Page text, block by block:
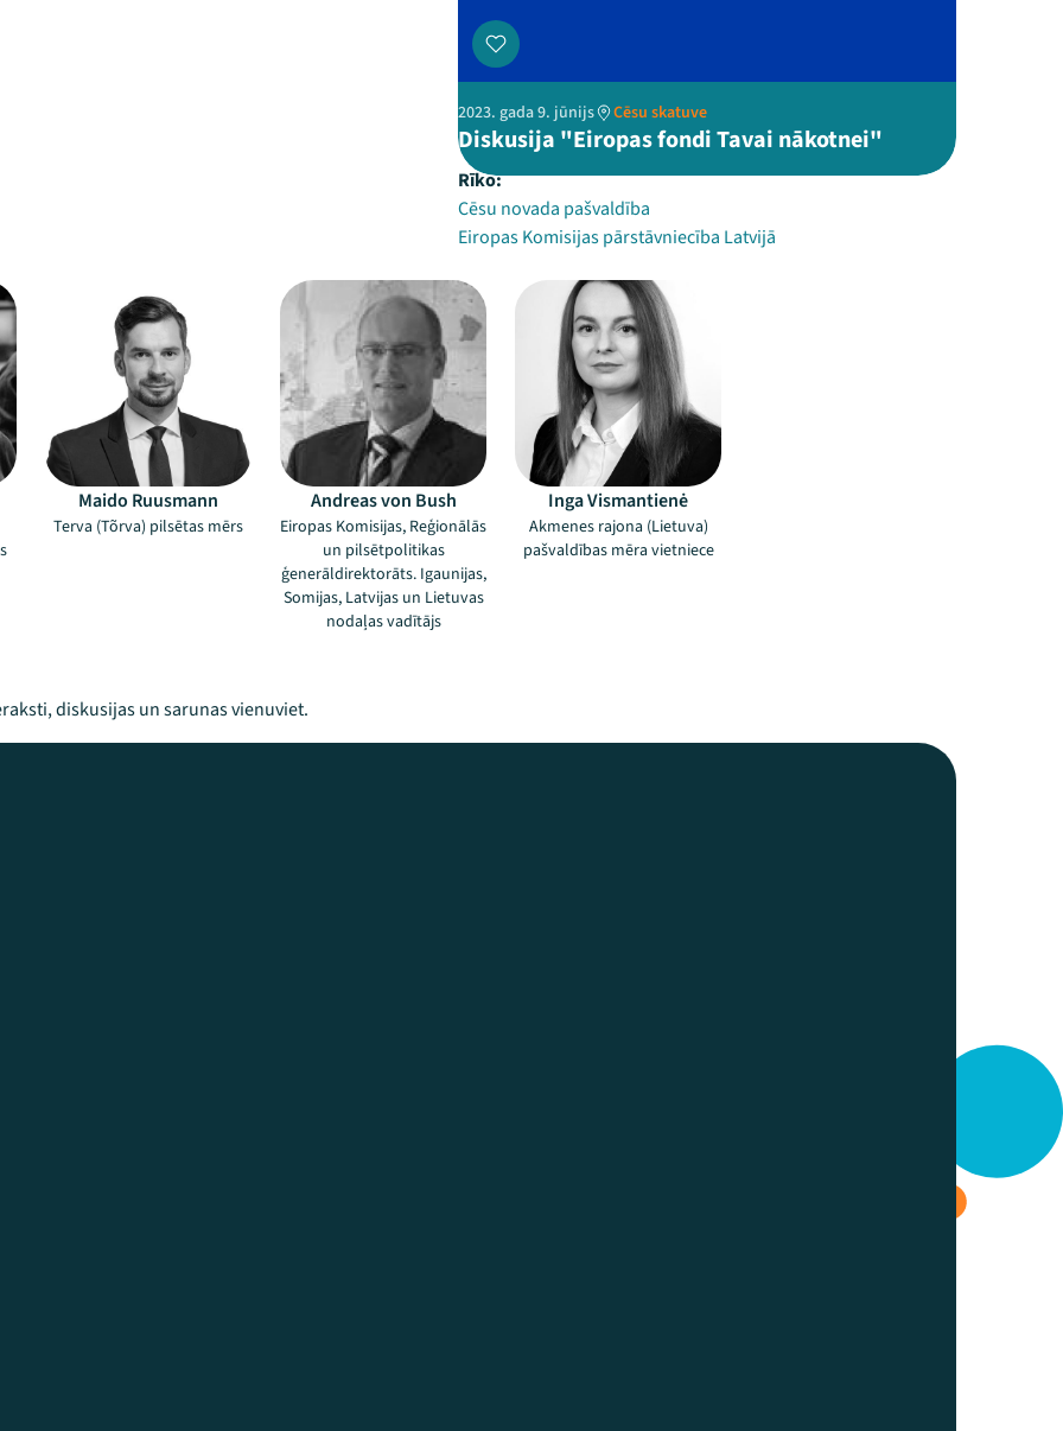
2023. gada 9. jūnijs Cēsu skatuve
Diskusija "Eiropas fondi Tavai nākotnei"
Rīko:
Cēsu novada pašvaldība
Eiropas Komisijas pārstāvniecība Latvijā
Maido Ruusmann
Terva (Tõrva) pilsētas mērs
Andreas von Bush
Eiropas Komisijas, Reģionālās
un pilsētpolitikas
ģenerāldirektorāts. Igaunijas,
Somijas, Latvijas un Lietuvas
nodaļas vadītājs
Inga Vismantienė
Akmenes rajona (Lietuva)
pašvaldības mēra vietniece
diskusijas un sarunas vienuviet.